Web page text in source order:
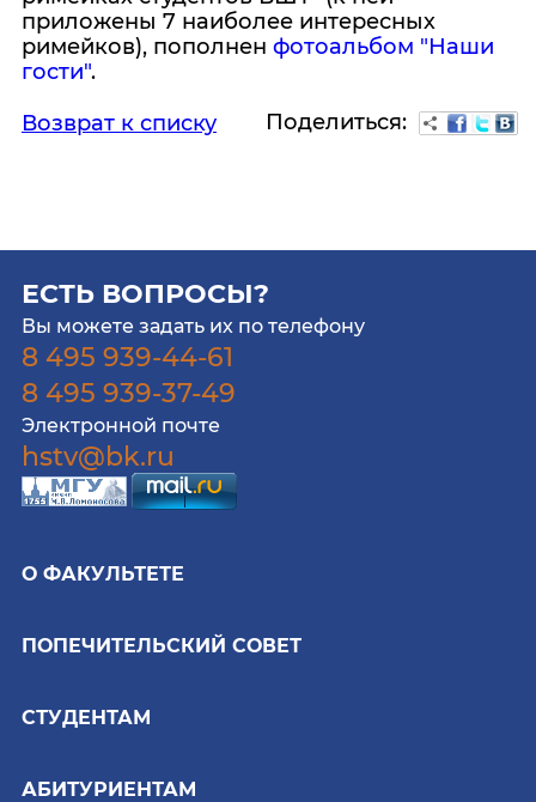
приложены 7 наиболее интересных
римейков), пополнен фотоальбом "Наши
гости".
Возврат к списку
Поделиться:
ЕСТЬ ВОПРОСЫ?
Вы можете задать их по телефону
8 495 939-44-61
8 495 939-37-49
Электронной почте
hstv@bk.ru
О ФАКУЛЬТЕТЕ
ПОПЕЧИТЕЛЬСКИЙ СОВЕТ
СТУДЕНТАМ
АБИТУРИЕНТАМ